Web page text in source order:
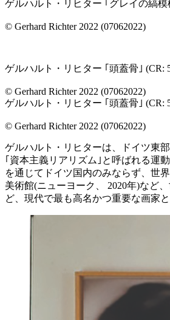
ゲルハルト・リヒター ｢グレイの縞
© Gerhard Richter 2022 (07062022)
ゲルハルト・リヒター ｢頭蓋骨｣ (CR:
© Gerhard Richter 2022 (07062022)
ゲルハルト・リヒター ｢頭蓋骨｣ (CR:
© Gerhard Richter 2022 (07062022)
ゲルハルト・リヒターは、ドイツ東
｢資本主義リアリズム｣と呼ばれる運
を通じてドイツ国内のみならず、世
美術館(ニューヨーク、 2020年)など
ど、現代で最も高名かつ重要な画家